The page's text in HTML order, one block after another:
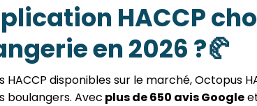
HACCP
en 2026 ?🥐
disponibles sur le marché, Octopus
boulangers. Avec plus de 650 avis Google